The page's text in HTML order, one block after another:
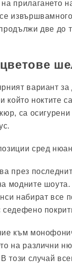
прилагането
две до
вариант за
който ноктите
са
сред
през
модните шоута.
набират все
седефено
към
на различни
този случай